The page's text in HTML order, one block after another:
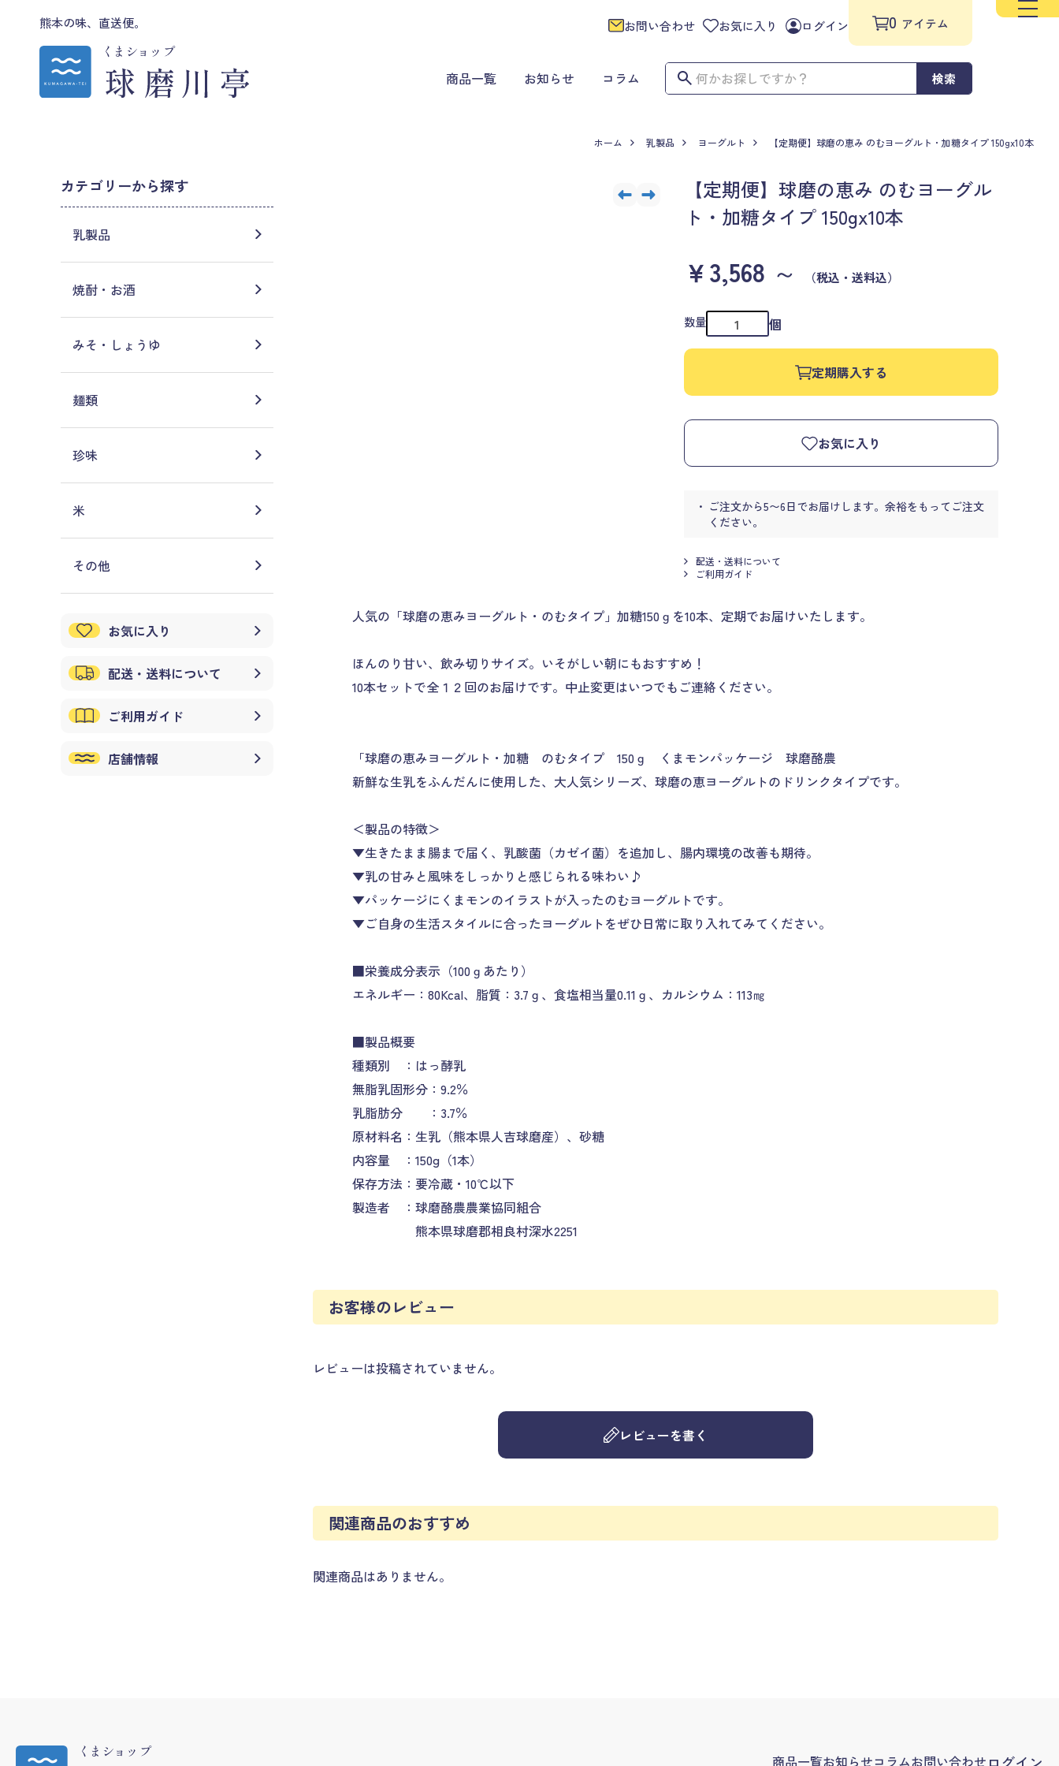
熊本の味、直送便。 お問い合わせ お気に入り ログイン 0 アイテム
検索
商品一覧 お知らせ コラム
ホーム 乳製品 ヨーグルト 【定期便】球磨の恵み のむヨーグルト・加糖タイプ 150gx10本
【定期便】球磨の恵み のむヨーグル
ト・加糖タイプ 150gx10本
￥3,568 ～ （税込・送料込）
数量 個
定期購入する
お気に入り
ご注文から5〜6日でお届けします。余裕をもってご注文
ください。
配送・送料について
ご利用ガイド
人気の「球磨の恵みヨーグルト・のむタイプ」加糖150ｇを10本、定期でお届けいたします。
ほんのり甘い、飲み切りサイズ。いそがしい朝にもおすすめ！
10本セットで全１２回のお届けです。中止変更はいつでもご連絡ください。
「球磨の恵みヨーグルト・加糖 のむタイプ 150ｇ くまモンパッケージ 球磨酪農
新鮮な生乳をふんだんに使用した、大人気シリーズ、球磨の恵ヨーグルトのドリンクタイプです。
＜製品の特徴＞
▼生きたまま腸まで届く、乳酸菌（カゼイ菌）を追加し、腸内環境の改善も期待。
▼乳の甘みと風味をしっかりと感じられる味わい♪
▼パッケージにくまモンのイラストが入ったのむヨーグルトです。
▼ご自身の生活スタイルに合ったヨーグルトをぜひ日常に取り入れてみてください。
■栄養成分表示（100ｇあたり）
エネルギー：80Kcal、脂質：3.7ｇ、食塩相当量0.11ｇ、カルシウム：113㎎
■製品概要
種類別 ：はっ酵乳
無脂乳固形分：9.2％
乳脂肪分 ：3.7％
原材料名：生乳（熊本県人吉球磨産）、砂糖
内容量 ：150g（1本）
保存方法：要冷蔵・10℃以下
製造者 ：球磨酪農農業協同組合
熊本県球磨郡相良村深水2251
お客様のレビュー
レビューは投稿されていません。
レビューを書く
関連商品のおすすめ
関連商品はありません。
カテゴリーから探す
乳製品
焼酎・お酒
みそ・しょうゆ
麺類
珍味
米
その他
お気に入り
配送・送料について
ご利用ガイド
店舗情報
商品一覧お知らせコラムお問い合わせ